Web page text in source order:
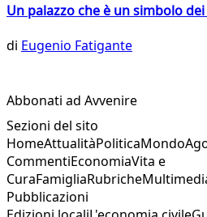
Un palazzo che è un simbolo
di Eugenio Fatigante
Abbonati ad Avvenire
Sezioni del sito
HomeAttualitàPoliticaMondo
CommentiEconomiaVita e
CuraFamigliaRubriche
Pubblicazioni